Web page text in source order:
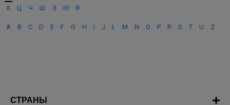
Х
Ц Ч Ш Э Ю Я
A B C D E F G H I J L M N O P R S T U Z
СТРАНЫ